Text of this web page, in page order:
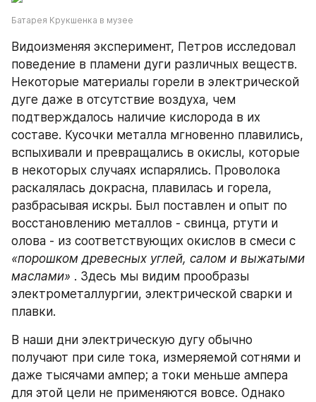
Батарея Крукшенка в музее
Видоизменяя эксперимент, Петров исследовал
поведение в пламени дуги различных веществ.
Некоторые материалы горели в электрической
дуге даже в отсутствие воздуха, чем
подтверждалось наличие кислорода в их
составе. Кусочки металла мгновенно плавились,
вспыхивали и превращались в окислы, которые
в некоторых случаях испарялись. Проволока
раскалялась докрасна, плавилась и горела,
разбрасывая искры. Был поставлен и опыт по
восстановлению металлов - свинца, ртути и
«порошком древесных углей, салом и выжатыми
маслами» . Здесь мы видим прообразы
электрометаллургии, электрической сварки и
плавки.
В наши дни электрическую дугу обычно
получают при силе тока, измеряемой сотнями и
даже тысячами ампер; а токи меньше ампера
для этой цели не применяются вовсе. Однако